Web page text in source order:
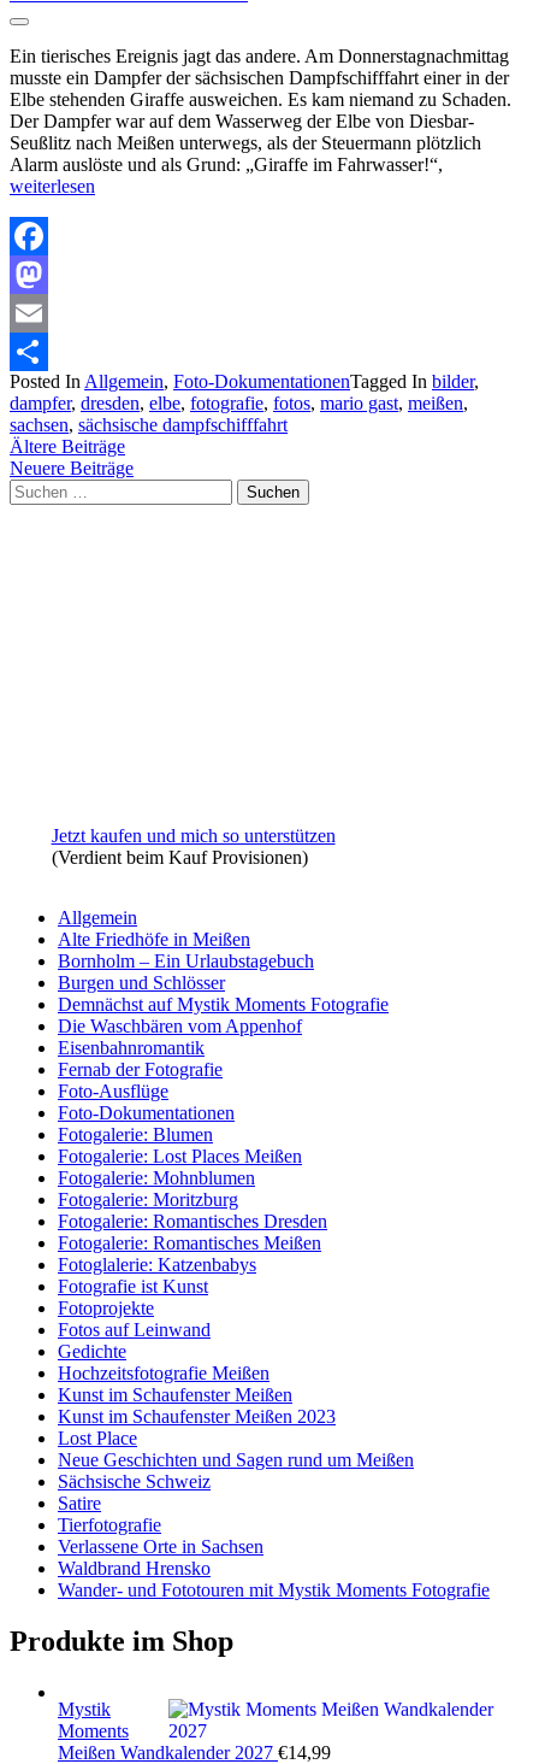
Ein tierisches Ereignis jagt das andere. Am Donnerstagnachmittag
musste ein Dampfer der sächsischen Dampfschifffahrt einer in der
Elbe stehenden Giraffe ausweichen. Es kam niemand zu Schaden.
Der Dampfer war auf dem Wasserweg der Elbe von Diesbar-
Seußlitz nach Meißen unterwegs, als der Steuermann plötzlich
Alarm auslöste und als Grund: „Giraffe im Fahrwasser!“,
weiterlesen
Facebook
Mastodon
Email
Teilen
Posted In Allgemein, Foto-DokumentationenTagged In bilder,
dampfer, dresden, elbe, fotografie, fotos, mario gast, meißen,
sachsen, sächsische dampfschifffahrt
Beitragsnavigation
Ältere Beiträge
Neuere Beiträge
Suchen
nach:
Jetzt kaufen und mich so unterstützen
(Verdient beim Kauf Provisionen)
Allgemein
Alte Friedhöfe in Meißen
Bornholm – Ein Urlaubstagebuch
Burgen und Schlösser
Demnächst auf Mystik Moments Fotografie
Die Waschbären vom Appenhof
Eisenbahnromantik
Fernab der Fotografie
Foto-Ausflüge
Foto-Dokumentationen
Fotogalerie: Blumen
Fotogalerie: Lost Places Meißen
Fotogalerie: Mohnblumen
Fotogalerie: Moritzburg
Fotogalerie: Romantisches Dresden
Fotogalerie: Romantisches Meißen
Fotoglalerie: Katzenbabys
Fotografie ist Kunst
Fotoprojekte
Fotos auf Leinwand
Gedichte
Hochzeitsfotografie Meißen
Kunst im Schaufenster Meißen
Kunst im Schaufenster Meißen 2023
Lost Place
Neue Geschichten und Sagen rund um Meißen
Sächsische Schweiz
Satire
Tierfotografie
Verlassene Orte in Sachsen
Waldbrand Hrensko
Wander- und Fototouren mit Mystik Moments Fotografie
Produkte im Shop
Mystik
Moments
Meißen Wandkalender 2027 €14,99